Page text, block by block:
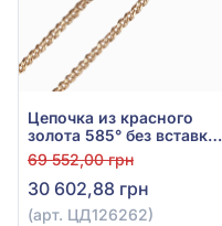
Цепочка из красного
золота 585° без вставки,
арт. ЦД126262
69 552,00 грн
30 602,88 грн
(арт. ЦД126262)